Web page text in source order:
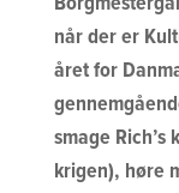
når der er
året for
smage
krigen), høre